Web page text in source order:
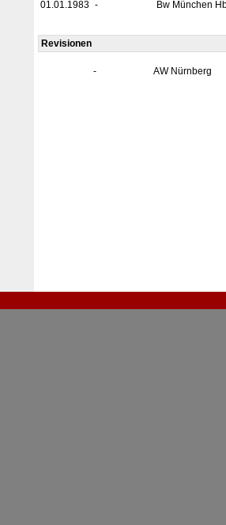
01.01.1983 - Bw München
Revisionen
- AW Nürnberg